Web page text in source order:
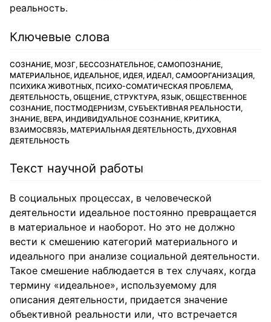
реальность.
Ключевые слова
СОЗНАНИЕ, МОЗГ, БЕССОЗНАТЕЛЬНОЕ, САМОПОЗНАНИЕ,
МАТЕРИАЛЬНОЕ, ИДЕАЛЬНОЕ, ИДЕЯ, ИДЕАЛ, САМООРГАНИЗАЦИЯ,
ПСИХИКА ЖИВОТНЫХ, ПСИХО-СОМАТИЧЕСКАЯ ПРОБЛЕМА,
ДЕЯТЕЛЬНОСТЬ, ОБЩЕНИЕ, СТРУКТУРА, ЯЗЫК, ОБЩЕСТВЕННОЕ
СОЗНАНИЕ, ПОСТМОДЕРНИЗМ, СУБЪЕКТИВНАЯ РЕАЛЬНОСТИ,
ЗНАНИЕ, ВЕРА, ИНДИВИДУАЛЬНОЕ СОЗНАНИЕ, КРИТИКА,
ВЗАИМОСВЯЗЬ, МАТЕРИАЛЬНАЯ ДЕЯТЕЛЬНОСТЬ, ДУХОВНАЯ
ДЕЯТЕЛЬНОСТЬ
Текст научной работы
В социальных процессах, в человеческой
деятельности идеальное постоянно превращается
в материальное и наоборот. Но это не должно
вести к смешению категорий материального и
идеального при анализе социальной деятельности.
Такое смешение наблюдается в тех случаях, когда
термину «идеальное», используемому для
описания деятельности, придается значение
объективной реальности или, что встречается